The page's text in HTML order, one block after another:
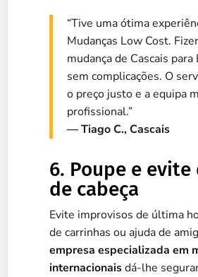
“Tive uma ótima
Mudanças Low Cost.
mudança de Cascais
sem complicações. O
o preço justo e a equipa
profissional.”
— Tiago C., Cascais
6. Poupe e evite
de cabeça
Evite improvisos de última
de carrinhas ou ajuda de
empresa especializada em
internacionaisdá-lhe